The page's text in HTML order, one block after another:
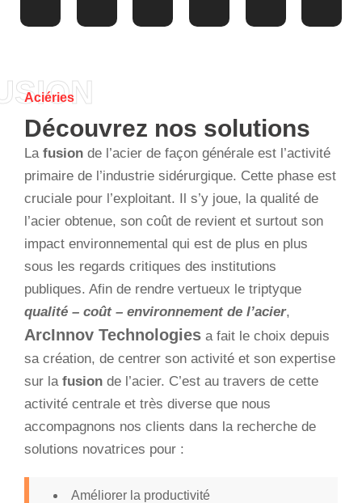
Aciéries
Découvrez nos solutions
La fusion de l’acier de façon générale est l’activité
primaire de l’industrie sidérurgique. Cette phase est
cruciale pour l’exploitant. Il s’y joue, la qualité de
l’acier obtenue, son coût de revient et surtout son
impact environnemental qui est de plus en plus
sous les regards critiques des institutions
publiques. Afin de rendre vertueux le triptyque
qualité – coût – environnement de l’acier,
ArcInnov Technologies a fait le choix depuis
sa création, de centrer son activité et son expertise
sur la fusion de l’acier. C’est au travers de cette
activité centrale et très diverse que nous
accompagnons nos clients dans la recherche de
solutions novatrices pour :
Améliorer la productivité